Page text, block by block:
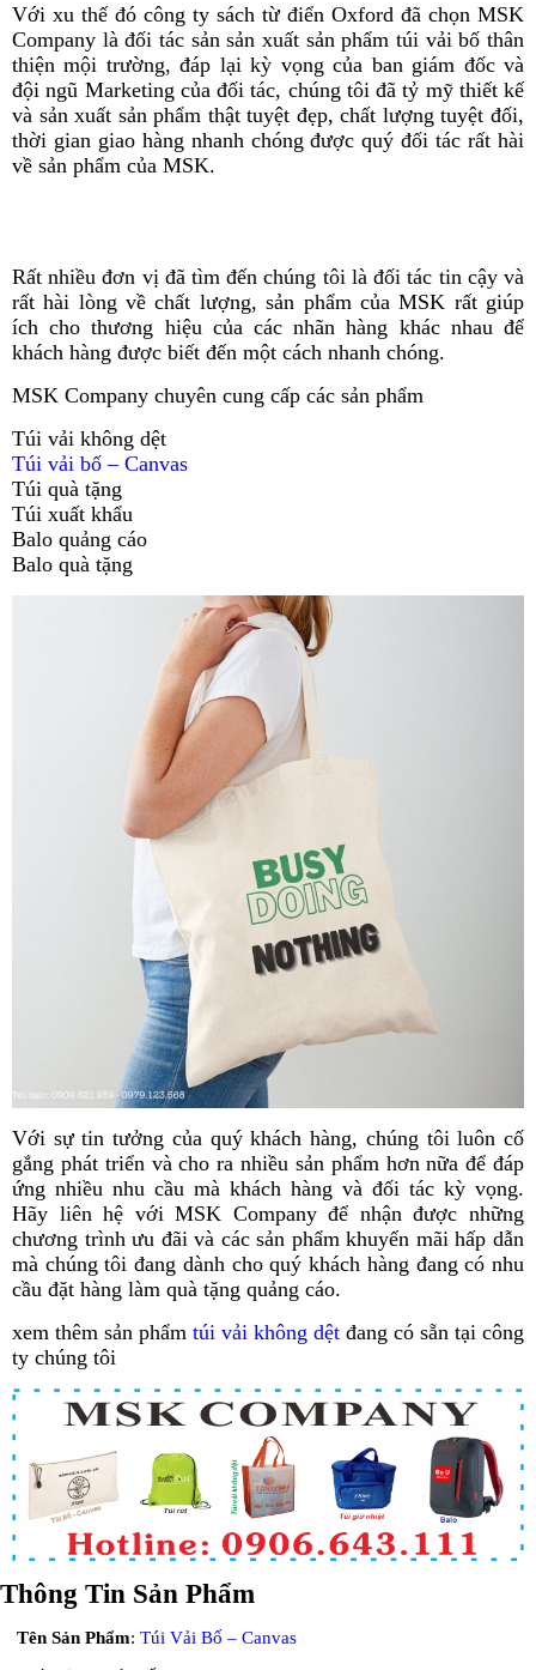
Với xu thế đó công ty sách từ điển Oxford đã chọn MSK
Company là đối tác sản sản xuất sản phẩm túi vải bố thân
thiện mội trường, đáp lại kỳ vọng của ban giám đốc và
đội ngũ Marketing của đối tác, chúng tôi đã tỷ mỹ thiết kế
và sản xuất sản phẩm thật tuyệt đẹp, chất lượng tuyệt đối,
thời gian giao hàng nhanh chóng được quý đối tác rất hài
về sản phẩm của MSK.
Rất nhiều đơn vị đã tìm đến chúng tôi là đối tác tin cậy và
rất hài lòng về chất lượng, sản phẩm của MSK rất giúp
ích cho thương hiệu của các nhãn hàng khác nhau để
khách hàng được biết đến một cách nhanh chóng.
MSK Company chuyên cung cấp các sản phẩm
Túi vải không dệt
Túi vải bố – Canvas
Túi quà tặng
Túi xuất khẩu
Balo quảng cáo
Balo quà tặng
Với sự tin tưởng của quý khách hàng, chúng tôi luôn cố
gắng phát triển và cho ra nhiều sản phẩm hơn nữa để đáp
ứng nhiều nhu cầu mà khách hàng và đối tác kỳ vọng.
Hãy liên hệ với MSK Company để nhận được những
chương trình ưu đãi và các sản phẩm khuyến mãi hấp dẫn
mà chúng tôi đang dành cho quý khách hàng đang có nhu
cầu đặt hàng làm quà tặng quảng cáo.
xem thêm sản phẩm túi vải không dệt đang có sẵn tại công
ty chúng tôi
Thông Tin Sản Phẩm
Tên Sản Phẩm: Túi Vải Bố – Canvas